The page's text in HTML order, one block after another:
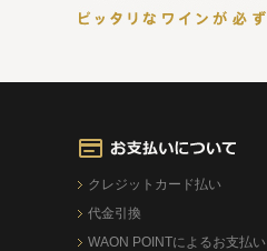
クレジットカード払い
代金引換
WAON POINTによるお支払い